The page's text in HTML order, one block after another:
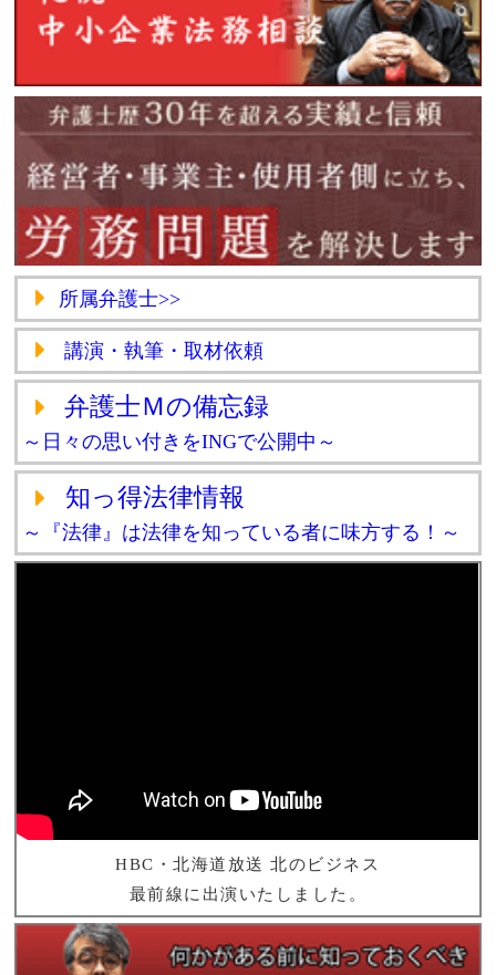
所属弁護士>>
講演・執筆・取材依頼
弁護士Ｍの備忘録
～日々の思い付きをINGで公開中～
知っ得法律情報
～『法律』は法律を知っている者に味方する！～
HBC・北海道放送 北のビジネス
最前線に出演いたしました。